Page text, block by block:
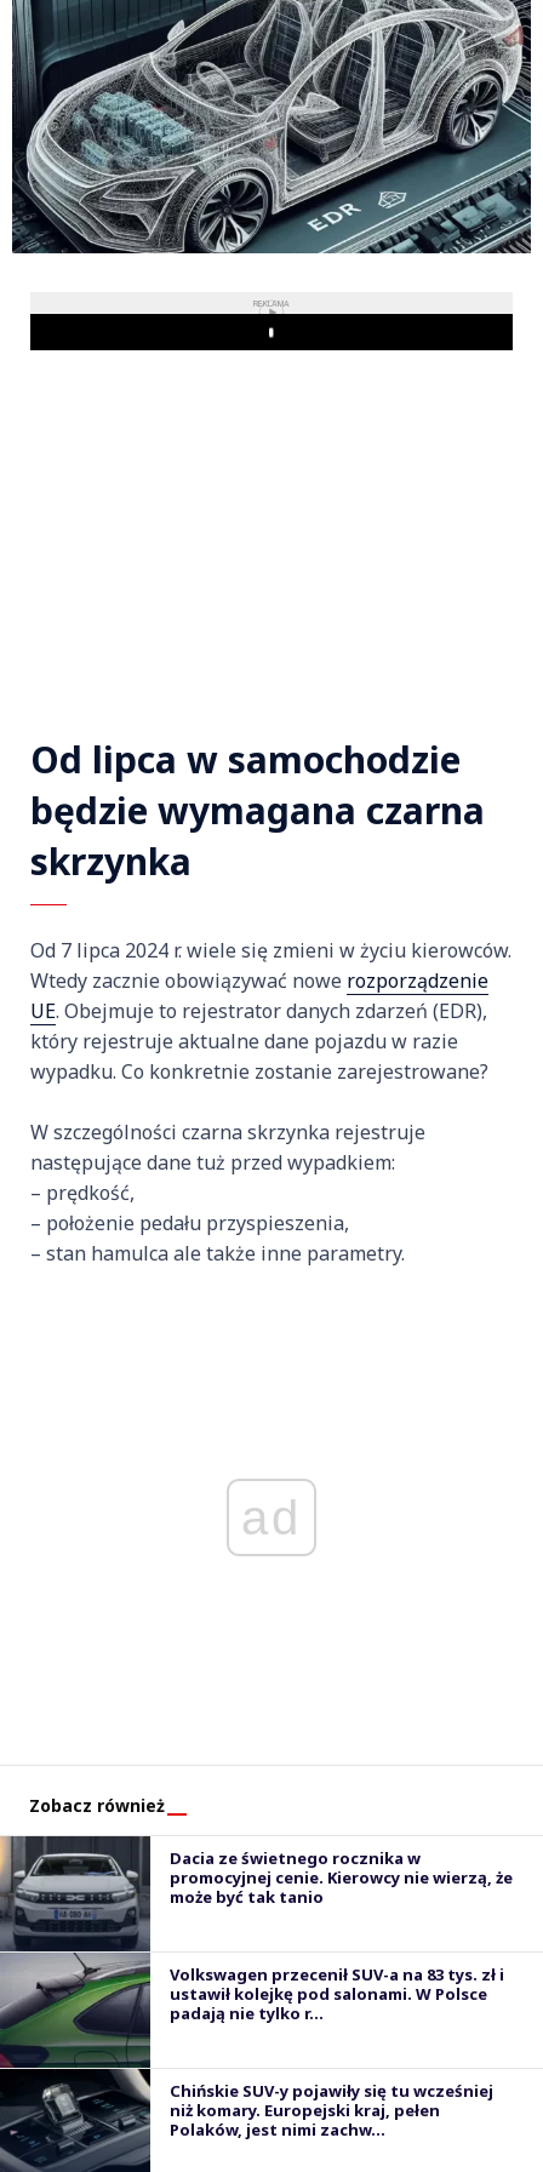
REKLAMA
Play
Od lipca w samochodzie
będzie wymagana czarna
skrzynka
Od 7 lipca 2024 r. wiele się zmieni w życiu kierowców.
Wtedy zacznie obowiązywać nowe rozporządzenie
UE. Obejmuje to rejestrator danych zdarzeń (EDR),
który rejestruje aktualne dane pojazdu w razie
wypadku. Co konkretnie zostanie zarejestrowane?
W szczególności czarna skrzynka rejestruje
następujące dane tuż przed wypadkiem:
– prędkość,
– położenie pedału przyspieszenia,
– stan hamulca ale także inne parametry.
ad
Zobacz również
Dacia ze świetnego rocznika w
promocyjnej cenie. Kierowcy nie wierzą, że
może być tak tanio
Volkswagen przecenił SUV-a na 83 tys. zł i
ustawił kolejkę pod salonami. W Polsce
padają nie tylko r...
Chińskie SUV-y pojawiły się tu wcześniej
niż komary. Europejski kraj, pełen
Polaków, jest nimi zachw...